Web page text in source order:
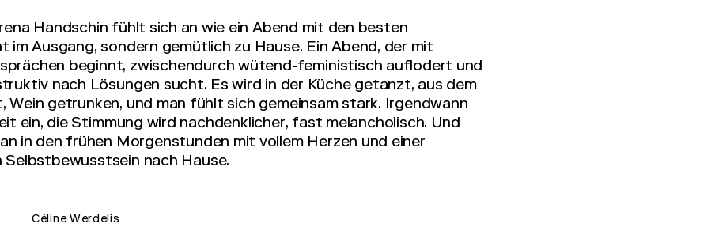
Handschin fühlt sich an wie ein Abend mit den besten
im Ausgang, sondern gemütlich zu Hause. Ein Abend, der mit
beginnt, zwischendurch wütend-feministisch auflodert und
nach Lösungen sucht. Es wird in der Küche getanzt, aus dem
Wein getrunken, und man fühlt sich gemeinsam stark. Irgendwann
ein, die Stimmung wird nachdenklicher, fast melancholisch. Und
in den frühen Morgenstunden mit vollem Herzen und einer
nach Hause.
Céline Werdelis